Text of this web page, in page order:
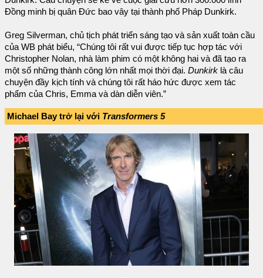
Đồng minh bị quân Đức bao vây tại thành phố Pháp Dunkirk.
Greg Silverman, chủ tịch phát triển sáng tạo và sản xuất toàn cầu
của WB phát biểu, “Chúng tôi rất vui được tiếp tục hợp tác với
Christopher Nolan, nhà làm phim có một không hai và đã tạo ra
một số những thành công lớn nhất mọi thời đại. Dunkirk là câu
chuyện đầy kịch tính và chúng tôi rất háo hức được xem tác
phẩm của Chris, Emma và dàn diễn viên.”
Michael Bay trở lại với Transformers 5